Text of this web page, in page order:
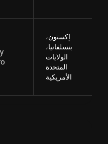
إكستون،
بنسلفانيا،
الولايات
المتحدة
الأمريكية